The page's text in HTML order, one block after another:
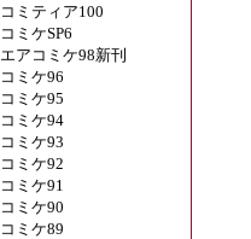
コミティア100
コミケSP6
エアコミケ98新刊
コミケ96
コミケ95
コミケ94
コミケ93
コミケ92
コミケ91
コミケ90
コミケ89